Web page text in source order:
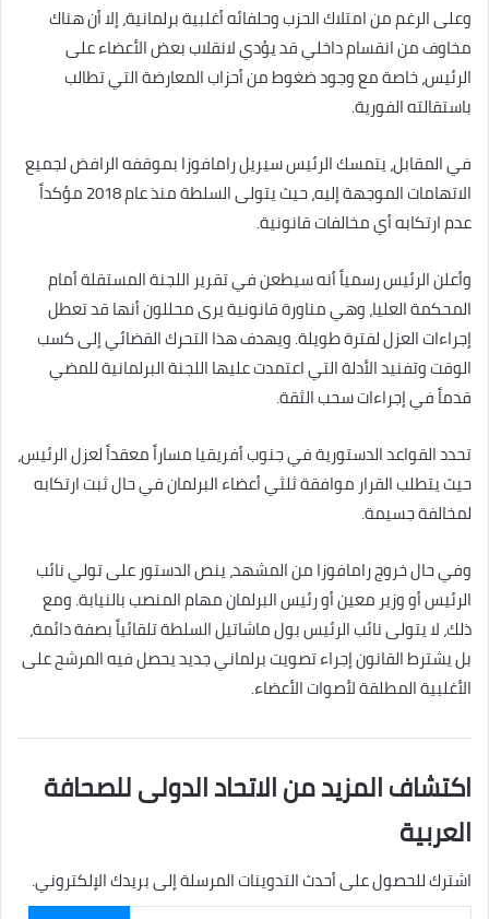
وعلى الرغم من امتلاك الحزب وحلفائه أغلبية برلمانية، إلا أن هناك
مخاوف من انقسام داخلي قد يؤدي لانقلاب بعض الأعضاء على
الرئيس، خاصة مع وجود ضغوط من أحزاب المعارضة التي تطالب
باستقالته الفورية.
في المقابل، يتمسك الرئيس سيريل رامافوزا بموقفه الرافض لجميع
الاتهامات الموجهة إليه، حيث يتولى السلطة منذ عام 2018 مؤكداً
عدم ارتكابه أي مخالفات قانونية.
وأعلن الرئيس رسمياً أنه سيطعن في تقرير اللجنة المستقلة أمام
المحكمة العليا، وهي مناورة قانونية يرى محللون أنها قد تعطل
إجراءات العزل لفترة طويلة. ويهدف هذا التحرك القضائي إلى كسب
الوقت وتفنيد الأدلة التي اعتمدت عليها اللجنة البرلمانية للمضي
قدماً في إجراءات سحب الثقة.
تحدد القواعد الدستورية في جنوب أفريقيا مساراً معقداً لعزل الرئيس،
حيث يتطلب القرار موافقة ثلثي أعضاء البرلمان في حال ثبت ارتكابه
لمخالفة جسيمة.
وفي حال خروج رامافوزا من المشهد، ينص الدستور على تولي نائب
الرئيس أو وزير معين أو رئيس البرلمان مهام المنصب بالنيابة. ومع
ذلك، لا يتولى نائب الرئيس بول ماشاتيل السلطة تلقائياً بصفة دائمة،
بل يشترط القانون إجراء تصويت برلماني جديد يحصل فيه المرشح على
الأغلبية المطلقة لأصوات الأعضاء.
اكتشاف المزيد من الاتحاد الدولى للصحافة
العربية
اشترك للحصول على أحدث التدوينات المرسلة إلى بريدك الإلكتروني.